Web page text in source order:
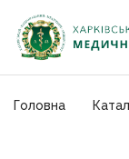
Головна